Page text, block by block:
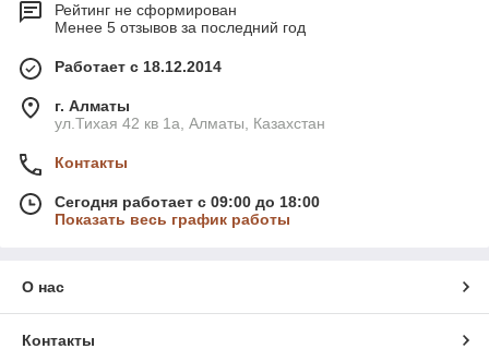
Рейтинг не сформирован
Менее 5 отзывов за последний год
Работает с 18.12.2014
г. Алматы
ул.Тихая 42 кв 1a, Алматы, Казахстан
Контакты
Сегодня работает с 09:00 до 18:00
Показать весь график работы
О нас
Контакты